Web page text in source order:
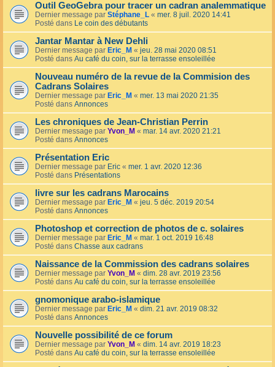
Outil GeoGebra pour tracer un cadran analemmatique
Dernier message par Stéphane_L « mer. 8 juil. 2020 14:41
Posté dans Le coin des débutants
Jantar Mantar à New Dehli
Dernier message par Eric_M « jeu. 28 mai 2020 08:51
Posté dans Au café du coin, sur la terrasse ensoleillée
Nouveau numéro de la revue de la Commision des
Cadrans Solaires
Dernier message par Eric_M « mer. 13 mai 2020 21:35
Posté dans Annonces
Les chroniques de Jean-Christian Perrin
Dernier message par Yvon_M « mar. 14 avr. 2020 21:21
Posté dans Annonces
Présentation Eric
Dernier message par Eric « mer. 1 avr. 2020 12:36
Posté dans Présentations
livre sur les cadrans Marocains
Dernier message par Eric_M « jeu. 5 déc. 2019 20:54
Posté dans Annonces
Photoshop et correction de photos de c. solaires
Dernier message par Eric_M « mar. 1 oct. 2019 16:48
Posté dans Chasse aux cadrans
Naissance de la Commission des cadrans solaires
Dernier message par Yvon_M « dim. 28 avr. 2019 23:56
Posté dans Au café du coin, sur la terrasse ensoleillée
gnomonique arabo-islamique
Dernier message par Eric_M « dim. 21 avr. 2019 08:32
Posté dans Annonces
Nouvelle possibilité de ce forum
Dernier message par Yvon_M « dim. 14 avr. 2019 18:23
Posté dans Au café du coin, sur la terrasse ensoleillée